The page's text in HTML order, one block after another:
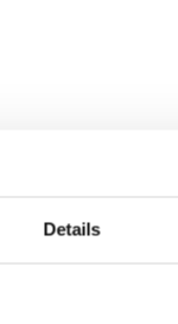
Details